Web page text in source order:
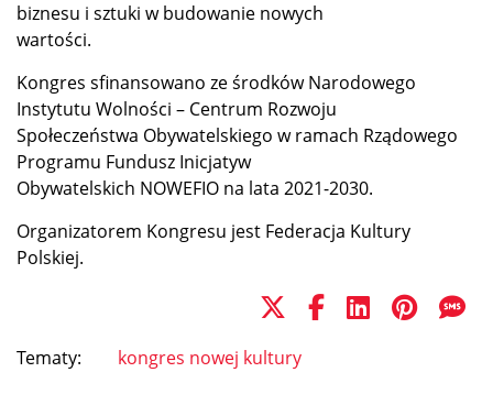
biznesu i sztuki w budowanie nowych
wartości.
Kongres sﬁnansowano ze środków Narodowego
Instytutu Wolności – Centrum Rozwoju
Społeczeństwa Obywatelskiego w ramach Rządowego
Programu Fundusz Inicjatyw
Obywatelskich NOWEFIO na lata 2021-2030.
Organizatorem Kongresu jest Federacja Kultury
Polskiej.
Tematy: kongres nowej kultury